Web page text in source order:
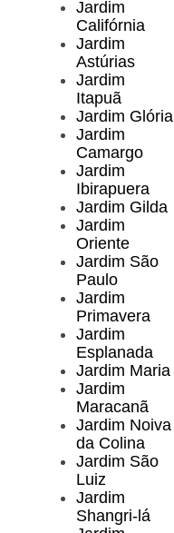
Jardim
Califórnia
Jardim
Astúrias
Jardim
Itapuã
Jardim Glória
Jardim
Camargo
Jardim
Ibirapuera
Jardim Gilda
Jardim
Oriente
Jardim São
Paulo
Jardim
Primavera
Jardim
Esplanada
Jardim Maria
Jardim
Maracanã
Jardim Noiva
da Colina
Jardim São
Luiz
Jardim
Shangri-lá